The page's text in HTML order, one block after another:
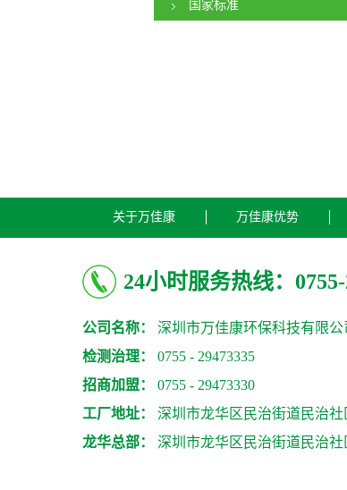
国家标准
关于万佳康 万佳康优势
24小时服务热线：0755-
公司名称：
深圳市万佳康环保科技有限公
检测治理：
0755 - 29473335
招商加盟：
0755 - 29473330
工厂地址：
深圳市龙华区民治街道民治社
龙华总部：
深圳市龙华区民治街道民治社